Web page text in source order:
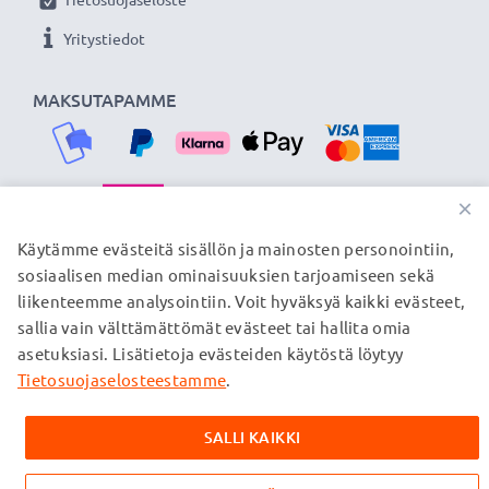
tiedostosi BlackBerry puhelimelta nopeasti ja
turvallisesti.
★3 vuoden takuu
Olemme vuonna 2004 perustettu kansainvälinen
verkkokauppa, joka tarjoaa laadukkaita tuotteita, ja
MAKSUTAPAMME
Yritystiedot
TOIMITUSKUMPPANIMME
© subtel.fi 2026
Kaikki hinnat sisältävät arvonlisäveron, mutta ei
toimituskuluja. Kaikki sivuillamme mainitut tavaramerkit ovat
verkkosivuillamme ainoastaan tuotteitamme koskevan
×
Käytämme evästeitä sisällön ja mainosten personointiin,
sosiaalisen median ominaisuuksien tarjoamiseen sekä
liikenteemme analysointiin. Voit hyväksyä kaikki evästeet,
sallia vain välttämättömät evästeet tai hallita omia
asetuksiasi. Lisätietoja evästeiden käytöstä löytyy
Tietosuojaselosteestamme.
SALLI KAIKKI